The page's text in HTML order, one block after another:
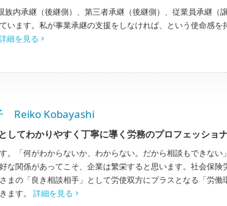
族内承継（後継側）、第三者承継（後継側）、従業員承継（
います。私が事業承継の支援をしなければ、という使命感を
細を見る
Reiko Kobayashi
してわかりやすく丁寧に導く労務のプロフェッショナ
。「何がわからないか、わからない。だから相談もできない
な関係があってこそ、企業は繁栄すると思います。社会保険
まの「良き相談相手」として労使双方にプラスとなる「労働
ます。 詳細を見る